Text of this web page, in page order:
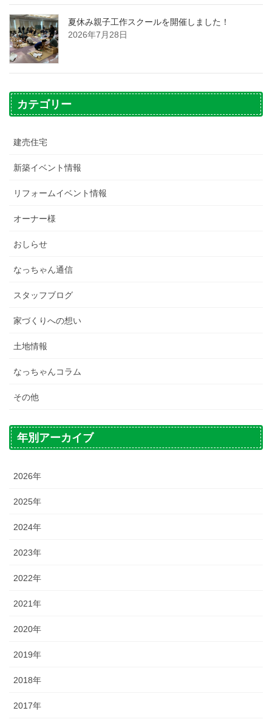
夏休み親子工作スクールを開催しました！
2026年7月28日
カテゴリー
建売住宅
新築イベント情報
リフォームイベント情報
オーナー様
おしらせ
なっちゃん通信
スタッフブログ
家づくりへの想い
土地情報
なっちゃんコラム
その他
年別アーカイブ
2026年
2025年
2024年
2023年
2022年
2021年
2020年
2019年
2018年
2017年